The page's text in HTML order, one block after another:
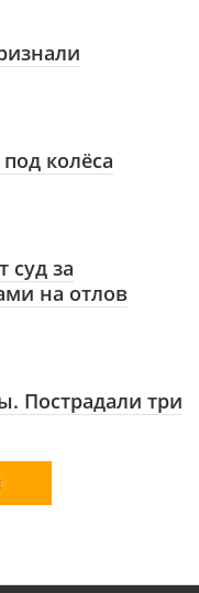
колёса
суд за
на отлов
Пострадали три